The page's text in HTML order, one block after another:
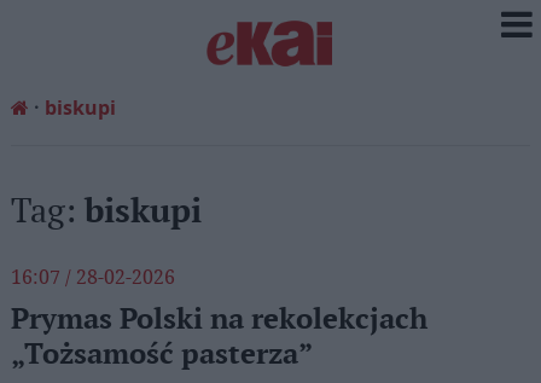
biskupi
Tag: biskupi
16:07 / 28-02-2026
Prymas Polski na rekolekcjach
„Tożsamość pasterza”